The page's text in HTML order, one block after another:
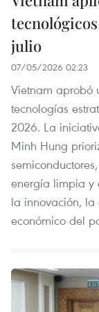
julio
07/05/2026 02:23
Vietnam aprobó
tecnologías
2026. La
Minh Hung
energía limpia y
la innovación,
económico del